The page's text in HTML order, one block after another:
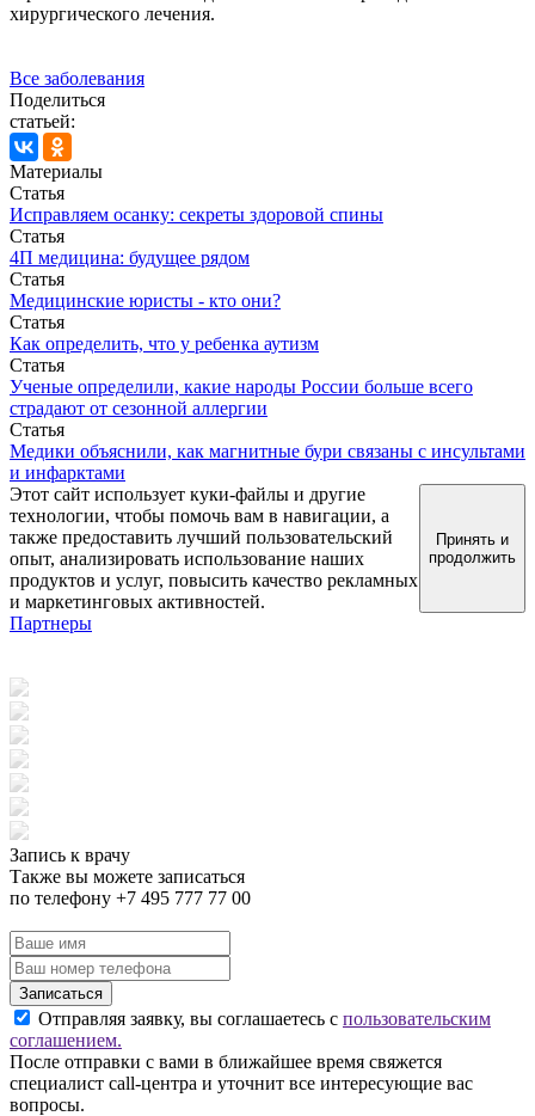
хирургического лечения.
Все заболевания
Поделиться
статьей:
Материалы
Статья
Исправляем осанку: секреты здоровой спины
Статья
4П медицина: будущее рядом
Статья
Медицинские юристы - кто они?
Статья
Как определить, что у ребенка аутизм
Статья
Ученые определили, какие народы России больше всего
страдают от сезонной аллергии
Статья
Медики объяснили, как магнитные бури связаны с инсультами
и инфарктами
Этот сайт использует куки-файлы и другие
технологии, чтобы помочь вам в навигации, а
также предоставить лучший пользовательский
опыт, анализировать использование наших
продуктов и услуг, повысить качество рекламных
и маркетинговых активностей.
Принять и
продолжить
Партнеры
Запись к врачу
Также вы можете записаться
по телефону +7 495 777 77 00
Записаться
Отправляя заявку, вы соглашаетесь с пользовательским
соглашением.
После отправки с вами в ближайшее время свяжется
специалист call-центра и уточнит все интересующие вас
вопросы.